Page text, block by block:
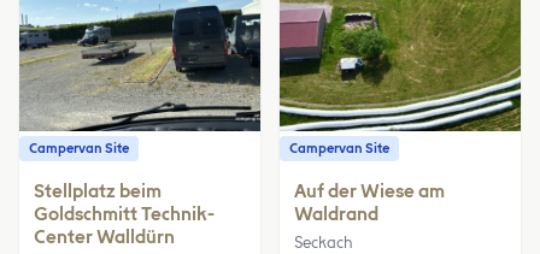
Campervan Site
Stellplatz beim
Goldschmitt Technik-
Center Walldürn
Campervan Site
Auf der Wiese am
Waldrand
Seckach